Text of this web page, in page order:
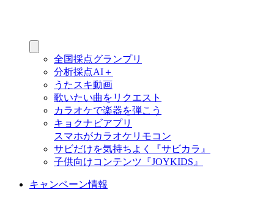
全国採点グランプリ
分析採点AI＋
うたスキ動画
歌いたい曲をリクエスト
カラオケで楽器を弾こう
キョクナビアプリ
スマホがカラオケリモコン
サビだけを気持ちよく『サビカラ』
子供向けコンテンツ『JOYKIDS』
キャンペーン情報